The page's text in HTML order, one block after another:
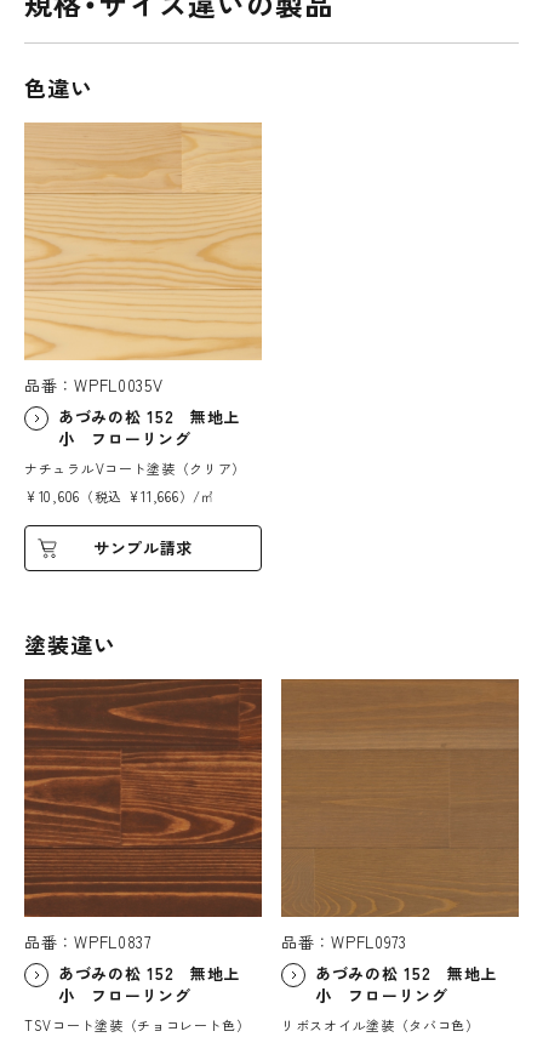
塗装違い
品番：WPFL0837
あづみの松 152 無地上
小 フローリング
TSVコート塗装（チョコレート色）
品番：WPFL0973
あづみの松 152 無地上
小 フローリング
リボスオイル塗装（タバコ色）
色違い
品番：WPFL0035V
あづみの松 152 無地上
小 フローリング
ナチュラルVコート塗装（クリア）
¥10,606（税込 ¥11,666）/㎡
サンプル請求